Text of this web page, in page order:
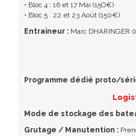
• Bloc 4 : 16 et 17 Mai (15O€)
• Bloc 5 : 22 et 23 Août (150€)
Entraineur : Marc DHARINGER
Programme dédié proto/
Mode de stockage des
Grutage / Manutention :